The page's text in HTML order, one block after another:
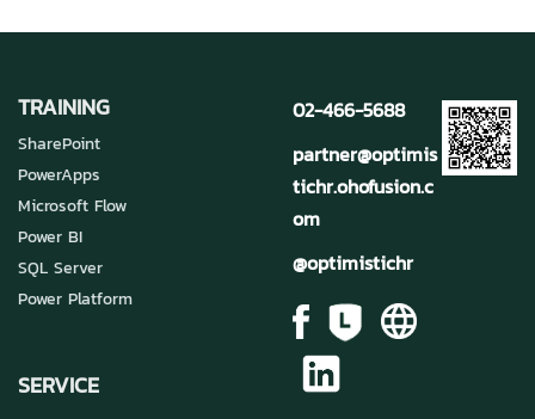
TRAINING
SharePoint
PowerApps
Microsoft Flow
Power BI
SQL Server
Power Platform
SERVICE
02-466-5688
partner@optimis
tichr.ohofusion.c
om
@optimistichr